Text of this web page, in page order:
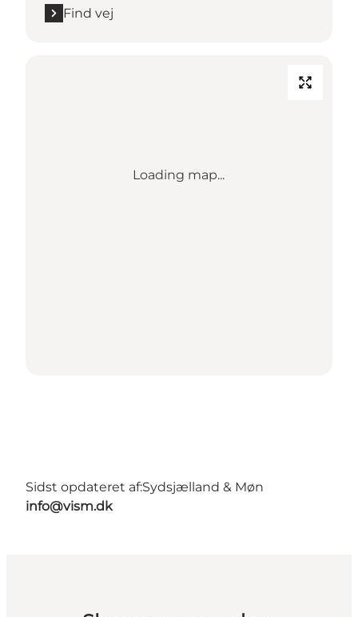
Find vej
Loading map...
Sidst opdateret af:Sydsjælland & Møn
info@vism.dk